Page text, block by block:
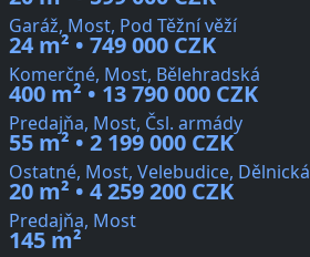
Garáž, Most, Pod Těžní věží
24 m² • 749 000 CZK
Komerčné, Most, Bělehradská
400 m² • 13 790 000 CZK
Predajňa, Most, Čsl. armády
55 m² • 2 199 000 CZK
Ostatné, Most, Velebudice, Dělnická
20 m² • 4 259 200 CZK
Predajňa, Most
145 m²